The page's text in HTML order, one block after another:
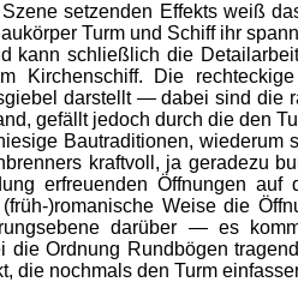
setzenden Effekts weiß
Turm und Schiff ihr
schließlich die
Kirchenschiff. Die
darstellt — dabei sind die
gefällt jedoch durch die den
Bautraditionen, wiederum
kraftvoll, ja geradezu
erfreuenden Öffnungen
)romanische Weise die
darüber — es
die Ordnung Rundbögen
die nochmals den Turm